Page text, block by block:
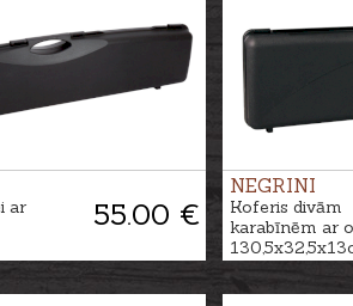
55.00 €
ar
NEGRINI
Koferis divām
karabīnēm ar